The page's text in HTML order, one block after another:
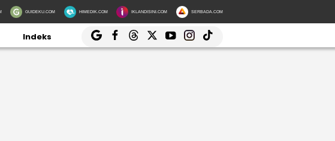
GUIDEKU.COM HIMEDIK.COM IKLANDISINI.COM SERBADA.COM
Indeks